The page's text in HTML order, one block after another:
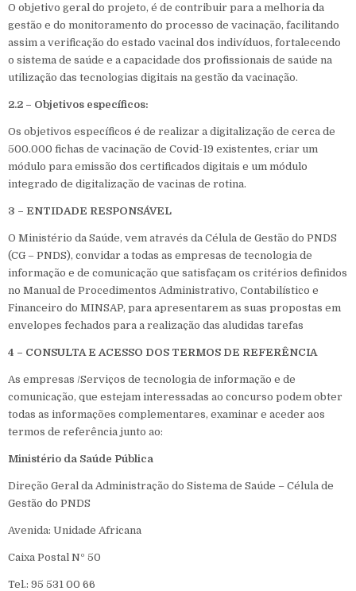
O objetivo geral do projeto, é de contribuir para a melhoria da
gestão e do monitoramento do processo de vacinação, facilitando
assim a verificação do estado vacinal dos indivíduos, fortalecendo
o sistema de saúde e a capacidade dos profissionais de saúde na
utilização das tecnologias digitais na gestão da vacinação.
2.2 – Objetivos específicos:
Os objetivos específicos é de realizar a digitalização de cerca de
500.000 fichas de vacinação de Covid-19 existentes, criar um
módulo para emissão dos certificados digitais e um módulo
integrado de digitalização de vacinas de rotina.
3 – ENTIDADE RESPONSÁVEL
O Ministério da Saúde, vem através da Célula de Gestão do PNDS
(CG – PNDS), convidar a todas as empresas de tecnologia de
informação e de comunicação que satisfaçam os critérios definidos
no Manual de Procedimentos Administrativo, Contabilístico e
Financeiro do MINSAP, para apresentarem as suas propostas em
envelopes fechados para a realização das aludidas tarefas
4 – CONSULTA E ACESSO DOS TERMOS DE REFERÊNCIA
As empresas /Serviços de tecnologia de informação e de
comunicação, que estejam interessadas ao concurso podem obter
todas as informações complementares, examinar e aceder aos
termos de referência junto ao:
Ministério da Saúde Pública
Direção Geral da Administração do Sistema de Saúde – Célula de
Gestão do PNDS
Avenida: Unidade Africana
Caixa Postal Nº 50
Tel.: 95 531 00 66